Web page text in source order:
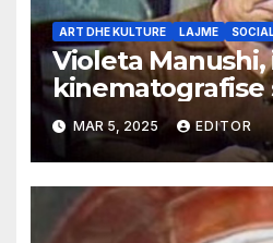
ART DHE KULTURE LAJME
Violeta Manushi,
kinematografise
MAR 5, 2025 EDITOR